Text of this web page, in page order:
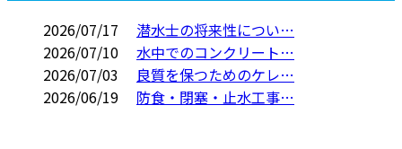
2026/07/17
潜水士の将来性につい…
2026/07/10
水中でのコンクリート…
2026/07/03
良質を保つためのケレ…
2026/06/19
防食・閉塞・止水工事…